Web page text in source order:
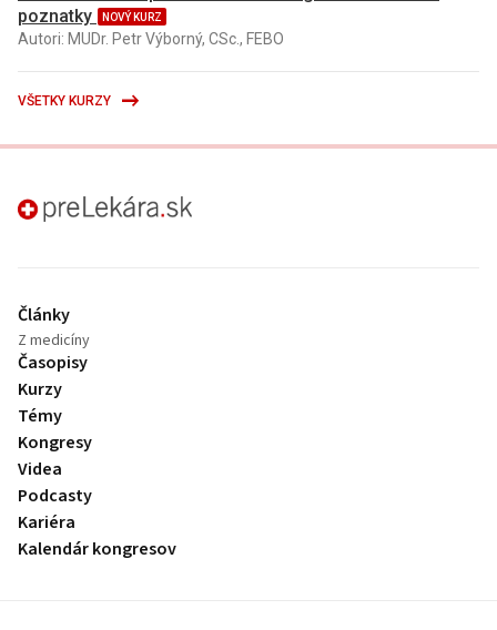
poznatky
NOVÝ KURZ
Autori: MUDr. Petr Výborný, CSc., FEBO
VŠETKY KURZY
preLekára.sk
Články
Z medicíny
Časopisy
Kurzy
Témy
Kongresy
Videa
Podcasty
Kariéra
Kalendár kongresov